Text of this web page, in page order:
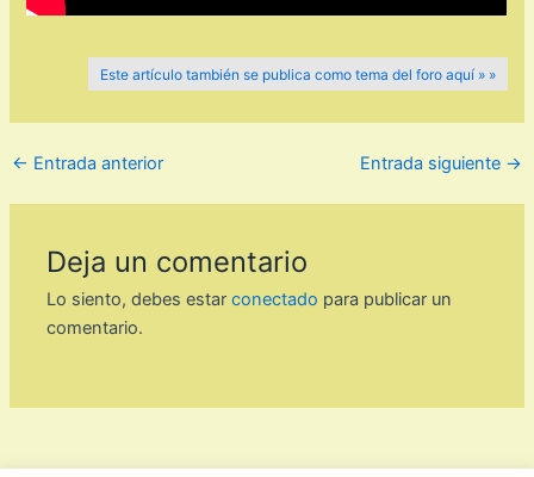
Este artículo también se publica como tema del foro aquí » »
← Entrada anterior Entrada siguiente →
Deja un comentario
Lo siento, debes estarconectado para publicar un
comentario.